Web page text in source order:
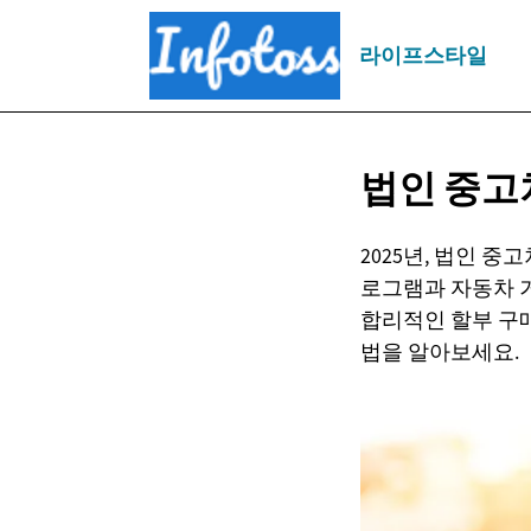
라이프스타일
법인 중
2025년, 법인 중
로그램과 자동차
합리적인 할부 구
법을 알아보세요.